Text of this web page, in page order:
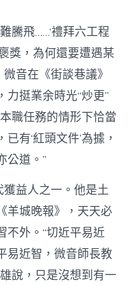
騰飛……‘禮拜六工程
獎，為何還要遭遇某
音在《街談巷議》
挺業余時光“炒更”
職任務的情形下恰當
有‘紅頭文件’為據，
公道。”
獲益人之一。他是土
羊城晚報》，天天必
不外。“切近平易近
易近智，微音師長教
說，只是沒想到有一